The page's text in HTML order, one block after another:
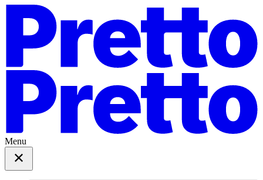
Menu